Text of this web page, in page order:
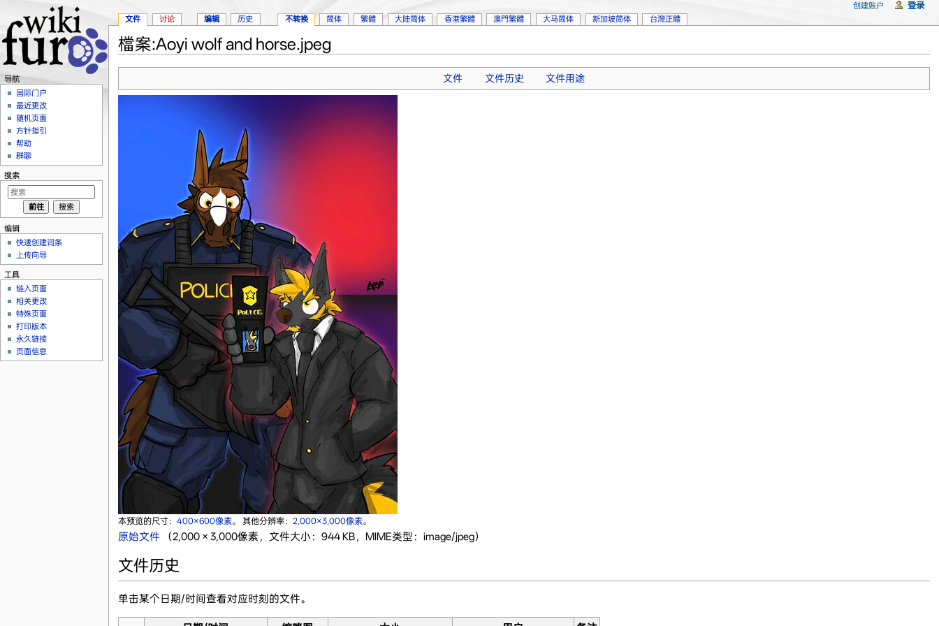
檔案:Aoyi wolf and horse.jpeg
文件 文件历史 文件用途
本预览的尺寸： 400×600像素。 其他分辨率： 2,000×3,000像素。
原始文件‎ （2,000 × 3,000像素，文件大小：944 KB，MIME类型：image/jpeg）
文件历史
单击某个日期/时间查看对应时刻的文件。
文件 讨论 编辑 历史 不转换 简体 繁體 大陆简体 香港繁體 澳門繁體 大马简体 新加坡简体 台灣正體
创建账户 登录
导航
国际门户
最近更改
随机页面
方针指引
帮助
群聊
搜索
编辑
快速创建词条
上传向导
工具
链入页面
相关更改
特殊页面
打印版本
永久链接
页面信息